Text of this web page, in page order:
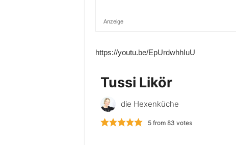
Anzeige
https://youtu.be/EpUrdwhhIuU
Tussi Likör
die Hexenküche
5from 83 votes